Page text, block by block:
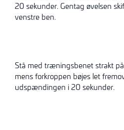
20 sekunder. Gentag øvelsen
venstre ben.
Stå med træningsbenet strakt
mens forkroppen bøjes let
udspændingen i 20 sekunder.